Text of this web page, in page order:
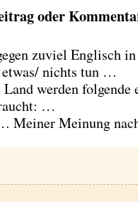
oder
zuviel Englisch
nichts tun …
werden
…
Meiner Meinung